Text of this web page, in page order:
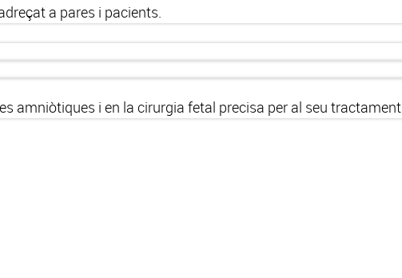
a pares i pacients.
amniòtiques i en la cirurgia fetal precisa per al seu tractament.